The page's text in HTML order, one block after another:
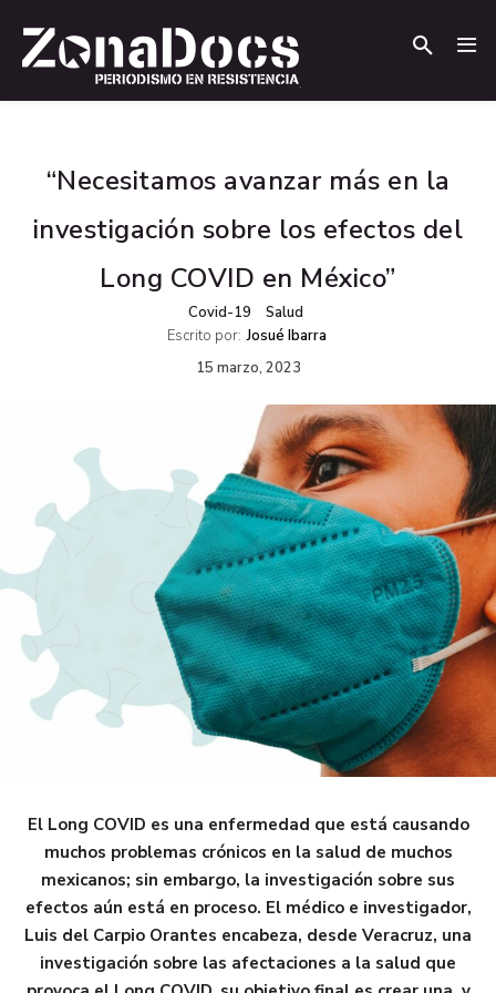
“Necesitamos avanzar más en la
investigación sobre los efectos del
Long COVID en México”
Covid-19
Salud
Escrito por: Josué Ibarra
15 marzo, 2023
El Long COVID es una enfermedad que está causando
muchos problemas crónicos en la salud de muchos
mexicanos; sin embargo, la investigación sobre sus
efectos aún está en proceso. El médico e investigador,
Luis del Carpio Orantes encabeza, desde Veracruz, una
investigación sobre las afectaciones a la salud que